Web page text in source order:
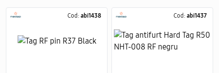
Cod: abi1438 Cod: abi1437